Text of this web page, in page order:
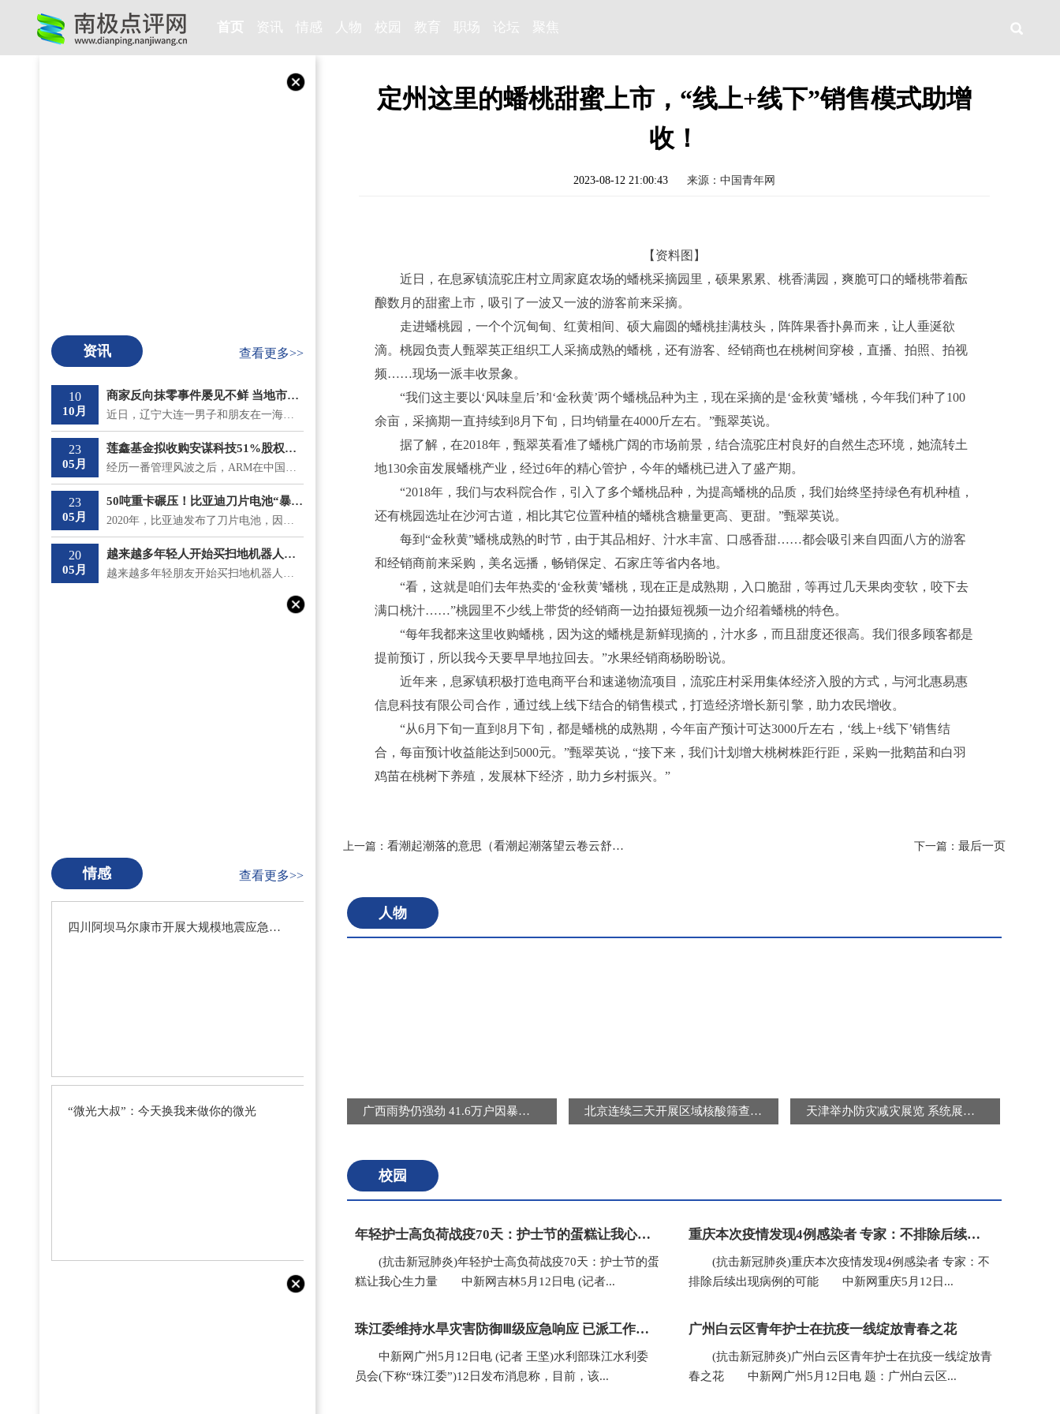
首页 资讯 情感 人物 校园 教育 职场 论坛 聚焦
资讯 查看更多>>
10
10月
商家反向抹零事件屡见不鲜 当地市监局最新回应将“零容忍”态度打击
近日，辽宁大连一男子和朋友在一海鲜大排档吃饭，总共消费了930 9元，收款时却被反向抹零收取了931元。...
23
05月
莲鑫基金拟收购安谋科技51%股权？安鑫集团回应
经历一番管理风波之后，ARM在中国的分支安谋中国逐渐安稳下来，但是5月18日，神秘冒出的莲鑫集团公告称...
23
05月
50吨重卡碾压！比亚迪刀片电池“暴力”性能“测试”成功
2020年，比亚迪发布了刀片电池，因其成功通过了国内最严苛的针刺测试不起火，一时间名声大噪;而且在安全...
20
05月
越来越多年轻人开始买扫地机器人了 涨价和买贵意味着什么？
越来越多年轻朋友开始买扫地机器人了，不仅如此，他们还专挑贵的买。在《一点财经》的调研中，有不少90...
情感 查看更多>>
四川阿坝马尔康市开展大规模地震应急疏散演练暨地震预警系统测试
“微光大叔”：今天换我来做你的微光
定州这里的蟠桃甜蜜上市，“线上+线下”销售模式助增
收！
2023-08-12 21:00:43 来源：中国青年网
【资料图】
近日，在息冢镇流驼庄村立周家庭农场的蟠桃采摘园里，硕果累累、桃香满园，爽脆可口的蟠桃带着酝
酿数月的甜蜜上市，吸引了一波又一波的游客前来采摘。
走进蟠桃园，一个个沉甸甸、红黄相间、硕大扁圆的蟠桃挂满枝头，阵阵果香扑鼻而来，让人垂涎欲
滴。桃园负责人甄翠英正组织工人采摘成熟的蟠桃，还有游客、经销商也在桃树间穿梭，直播、拍照、拍视
频……现场一派丰收景象。
“我们这主要以‘风味皇后’和‘金秋黄’两个蟠桃品种为主，现在采摘的是‘金秋黄’蟠桃，今年我们种了100
余亩，采摘期一直持续到8月下旬，日均销量在4000斤左右。”甄翠英说。
据了解，在2018年，甄翠英看准了蟠桃广阔的市场前景，结合流驼庄村良好的自然生态环境，她流转土
地130余亩发展蟠桃产业，经过6年的精心管护，今年的蟠桃已进入了盛产期。
“2018年，我们与农科院合作，引入了多个蟠桃品种，为提高蟠桃的品质，我们始终坚持绿色有机种植，
还有桃园选址在沙河古道，相比其它位置种植的蟠桃含糖量更高、更甜。”甄翠英说。
每到“金秋黄”蟠桃成熟的时节，由于其品相好、汁水丰富、口感香甜……都会吸引来自四面八方的游客
和经销商前来采购，美名远播，畅销保定、石家庄等省内各地。
“看，这就是咱们去年热卖的‘金秋黄’蟠桃，现在正是成熟期，入口脆甜，等再过几天果肉变软，咬下去
满口桃汁……”桃园里不少线上带货的经销商一边拍摄短视频一边介绍着蟠桃的特色。
“每年我都来这里收购蟠桃，因为这的蟠桃是新鲜现摘的，汁水多，而且甜度还很高。我们很多顾客都是
提前预订，所以我今天要早早地拉回去。”水果经销商杨盼盼说。
近年来，息冢镇积极打造电商平台和速递物流项目，流驼庄村采用集体经济入股的方式，与河北惠易惠
信息科技有限公司合作，通过线上线下结合的销售模式，打造经济增长新引擎，助力农民增收。
“从6月下旬一直到8月下旬，都是蟠桃的成熟期，今年亩产预计可达3000斤左右，‘线上+线下’销售结
合，每亩预计收益能达到5000元。”甄翠英说，“接下来，我们计划增大桃树株距行距，采购一批鹅苗和白羽
鸡苗在桃树下养殖，发展林下经济，助力乡村振兴。”
上一篇： 看潮起潮落的意思（看潮起潮落望云卷云舒原文） 下一篇： 最后一页
人物
广西雨势仍强劲 41.6万户因暴雨受灾用户恢复供电 北京连续三天开展区域核酸筛查 “封城”“静默”是谣言 天津举办防灾减灾展览 系统展示防灾减灾知识及避灾自救技能
校园
年轻护士高负荷战疫70天：护士节的蛋糕让我心生力量
(抗击新冠肺炎)年轻护士高负荷战疫70天：护士节的蛋
糕让我心生力量 中新网吉林5月12日电 (记者...
重庆本次疫情发现4例感染者 专家：不排除后续出现病例的可能
(抗击新冠肺炎)重庆本次疫情发现4例感染者 专家：不
排除后续出现病例的可能 中新网重庆5月12日...
珠江委维持水旱灾害防御Ⅲ级应急响应 已派工作组赴粤桂闽等地
中新网广州5月12日电 (记者 王坚)水利部珠江水利委
员会(下称“珠江委”)12日发布消息称，目前，该...
广州白云区青年护士在抗疫一线绽放青春之花
(抗击新冠肺炎)广州白云区青年护士在抗疫一线绽放青
春之花 中新网广州5月12日电 题：广州白云区...